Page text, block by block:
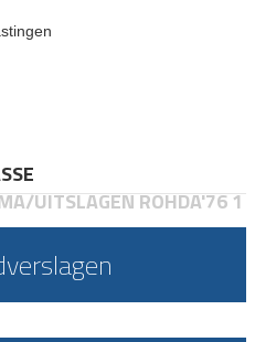
UITSLAGEN ROHDA'76 1